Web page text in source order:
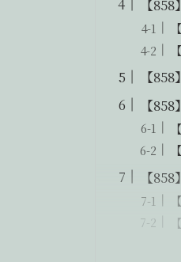
【
【
【
【